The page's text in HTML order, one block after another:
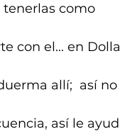
tenerlas como
con el... en
allí;  así no
así le